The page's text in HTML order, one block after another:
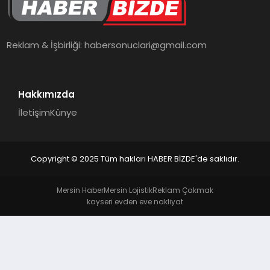
TEKNOLOJI
Reklam & İşbirliği:habersonuclari@gmail.com
Hakkımızda
İletişimKünye
Copyright © 2025 Tüm hakları HABER BİZDE'de saklıdır.
Mersin HaberMersin LojistikReklam Çakmak
kayseri evden eve nakliyat